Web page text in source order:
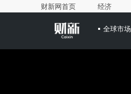
财新网首页 经济
全球市场